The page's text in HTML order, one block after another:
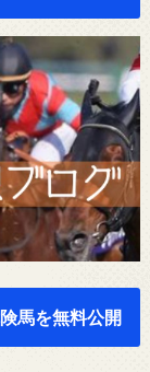
馬を無料公開